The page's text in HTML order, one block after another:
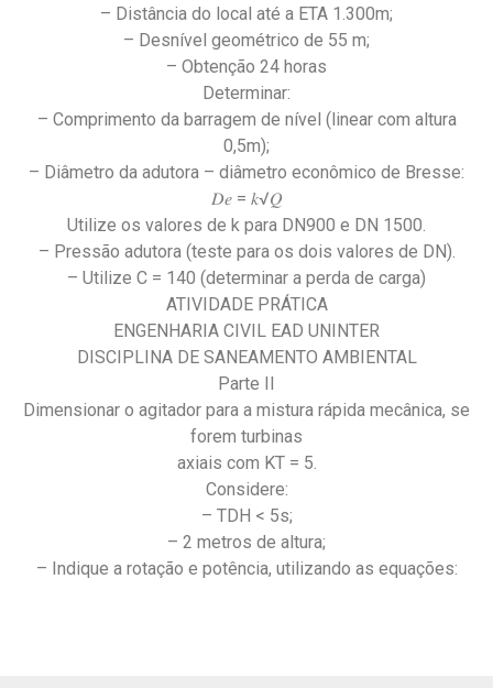
– Distância do local até a ETA 1.300m;
– Desnível geométrico de 55 m;
– Obtenção 24 horas
Determinar:
– Comprimento da barragem de nível (linear com altura
0,5m);
– Diâmetro da adutora – diâmetro econômico de Bresse:
𝐷𝑒 = 𝑘√𝑄
Utilize os valores de k para DN900 e DN 1500.
– Pressão adutora (teste para os dois valores de DN).
– Utilize C = 140 (determinar a perda de carga)
ATIVIDADE PRÁTICA
ENGENHARIA CIVIL EAD UNINTER
DISCIPLINA DE SANEAMENTO AMBIENTAL
Parte II
Dimensionar o agitador para a mistura rápida mecânica, se
forem turbinas
axiais com KT = 5.
Considere:
– TDH < 5s;
– 2 metros de altura;
– Indique a rotação e potência, utilizando as equações: